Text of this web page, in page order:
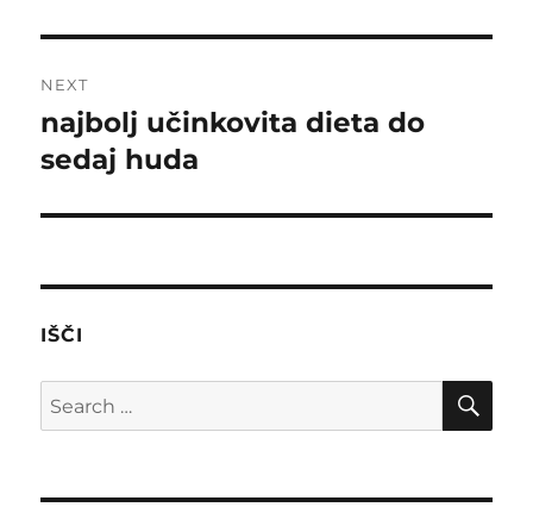
NEXT
Next
post:
najbolj učinkovita dieta do
sedaj huda
IŠČI
Search
for: